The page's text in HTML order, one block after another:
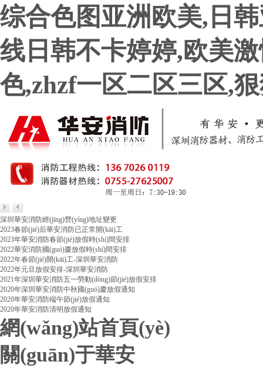
综合色图亚洲欧美,日
线日韩不卡婷婷,欧美
色,zhzf一区二区三区,
深圳華安消防經(jīng)營(yíng)地址變更
2023春節(jié)后華安消防已正常開(kāi)工
2023年華安消防春節(jié)放假時(shí)間安排
2022華安消防國(guó)慶放假時(shí)間安排
2022年春節(jié)開(kāi)工-深圳華安消防
2022年元旦放假安排-深圳華安消防
2021年深圳華安消防五一勞動(dòng)節(jié)放假安排
2020年深圳華安消防中秋國(guó)慶放假通知
2020年華安消防端午節(jié)放假通知
2020年華安消防清明放假通知
網(wǎng)站首頁(yè)
關(guān)于華安